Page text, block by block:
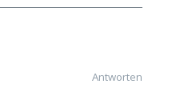
Antworten